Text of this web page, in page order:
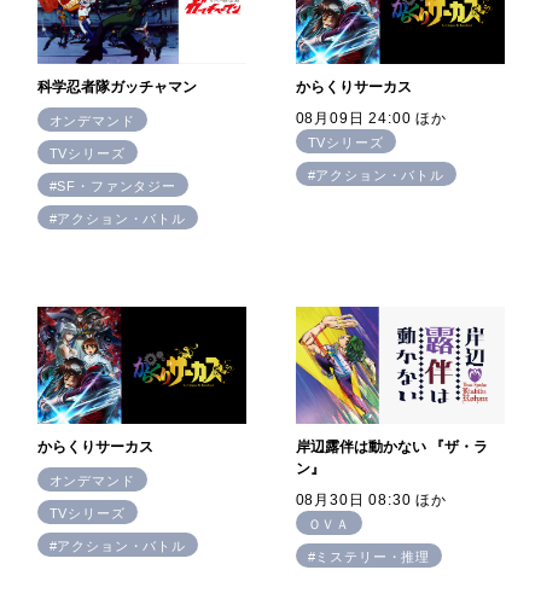
科学忍者隊ガッチャマン
オンデマンド
TVシリーズ
#SF・ファンタジー
#アクション・バトル
からくりサーカス
08月09日 24:00 ほか
TVシリーズ
#アクション・バトル
からくりサーカス
オンデマンド
TVシリーズ
#アクション・バトル
岸辺露伴は動かない 『ザ・ラ
ン』
08月30日 08:30 ほか
ＯＶＡ
#ミステリー・推理